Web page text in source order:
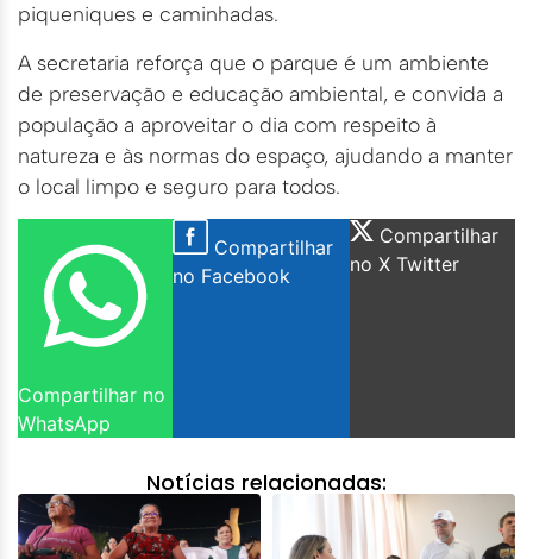
piqueniques e caminhadas.
A secretaria reforça que o parque é um ambiente
de preservação e educação ambiental, e convida a
população a aproveitar o dia com respeito à
natureza e às normas do espaço, ajudando a manter
o local limpo e seguro para todos.
Compartilhar no
WhatsApp
Compartilhar
no Facebook
Compartilhar
no X Twitter
Notícias relacionadas: